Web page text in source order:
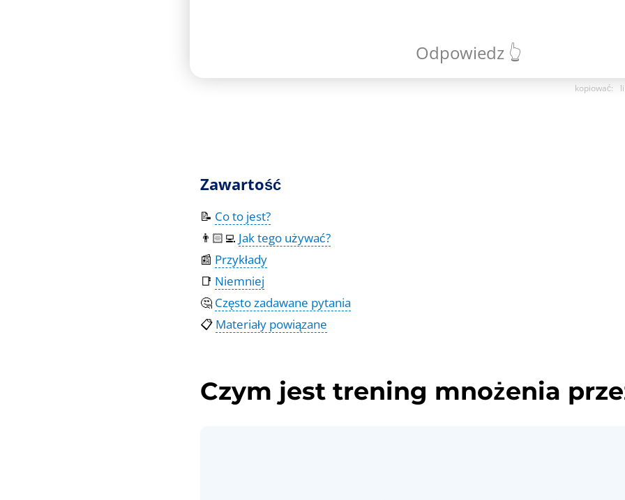
Odpowiedz 👆
kopiować:
Zawartość
📝 Co to jest?
👨🏻‍💻 Jak tego używać?
📰 Przykłady
📑 Niemniej
🤔 Często zadawane pytania
📋 Materiały powiązane
Czym jest trening mnożenia